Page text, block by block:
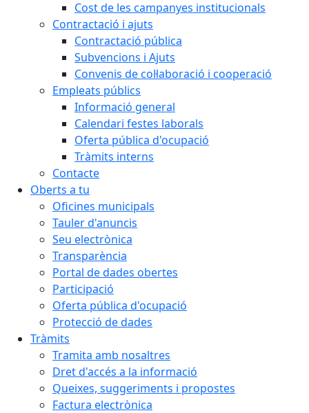
Cost de les campanyes institucionals
Contractació i ajuts
Contractació pública
Subvencions i Ajuts
Convenis de col·laboració i cooperació
Empleats públics
Informació general
Calendari festes laborals
Oferta pública d'ocupació
Tràmits interns
Contacte
Oberts a tu
Oficines municipals
Tauler d'anuncis
Seu electrònica
Transparència
Portal de dades obertes
Participació
Oferta pública d'ocupació
Protecció de dades
Tràmits
Tramita amb nosaltres
Dret d'accés a la informació
Queixes, suggeriments i propostes
Factura electrònica